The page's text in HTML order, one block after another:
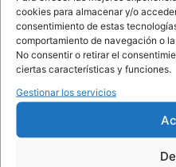
cookies para almacenar y/o
consentimiento de estas
comportamiento de navegación o
No consentir o retirar el
ciertas características y funciones.
Gestionar los servicios
Taller de
16/ DIC/23 – 10-12h
READ MORE »